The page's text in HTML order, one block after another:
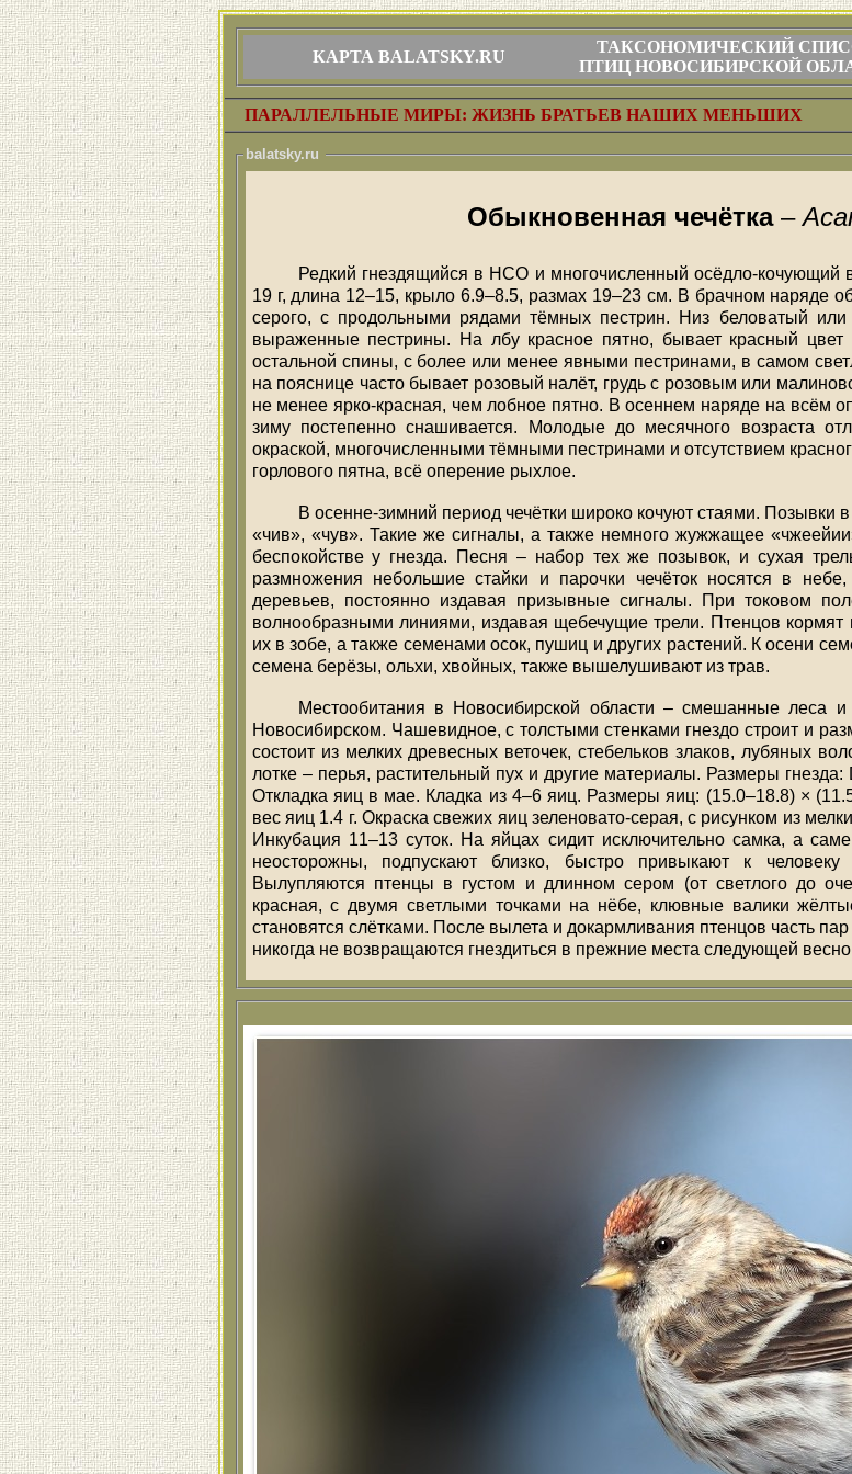
КАРТА BALATSKY.RU
ТАКСОНОМИЧЕСКИЙ
ПТИЦ НОВОСИБИРСКОЙ
ПАРАЛЛЕЛЬНЫЕ МИРЫ: ЖИЗНЬ БРАТЬЕВ НАШИХ МЕНЬШИХ
balatsky.ru
Обыкновенная чечётка –
Редкий гнездящийся в НСО и многочисленный осёдло-
19 г, длина 12–15, крыло 6.9–8.5, размах 19–23 см. В брачном наряде
серого, с продольными рядами тёмных пестрин. Низ беловатый
выраженные пестрины. На лбу красное пятно, бывает красный
остальной спины, с более или менее явными пестринами, в самом
на пояснице часто бывает розовый налёт, грудь с розовым или
не менее ярко-красная, чем лобное пятно. В осеннем наряде на всём
зиму постепенно снашивается. Молодые до месячного возраста
окраской, многочисленными тёмными пестринами и отсутствием
горлового пятна, всё оперение рыхлое.
В осенне-зимний период чечётки широко кочуют стаями. Позывки
«чив», «чув». Такие же сигналы, а также немного жужжащее
беспокойстве у гнезда. Песня – набор тех же позывок, и сухая
размножения небольшие стайки и парочки чечёток носятся в
деревьев, постоянно издавая призывные сигналы. При токовом
волнообразными линиями, издавая щебечущие трели. Птенцов
их в зобе, а также семенами осок, пушиц и других растений. К осени
семена берёзы, ольхи, хвойных, также вышелушивают из трав.
Местообитания в Новосибирской области – смешанные леса
Новосибирском. Чашевидное, с толстыми стенками гнездо строит и
состоит из мелких древесных веточек, стебельков злаков, лубяных
лотке – перья, растительный пух и другие материалы. Размеры
Откладка яиц в мае. Кладка из 4–6 яиц. Размеры яиц: (15.0–18.8) ×
вес яиц 1.4 г. Окраска свежих яиц зеленовато-серая, с рисунком из
Инкубация 11–13 суток. На яйцах сидит исключительно самка, а
неосторожны, подпускают близко, быстро привыкают к
Вылупляются птенцы в густом и длинном сером (от светлого до
красная, с двумя светлыми точками на нёбе, клювные валики
становятся слётками. После вылета и докармливания птенцов часть
никогда не возвращаются гнездиться в прежние места следующей